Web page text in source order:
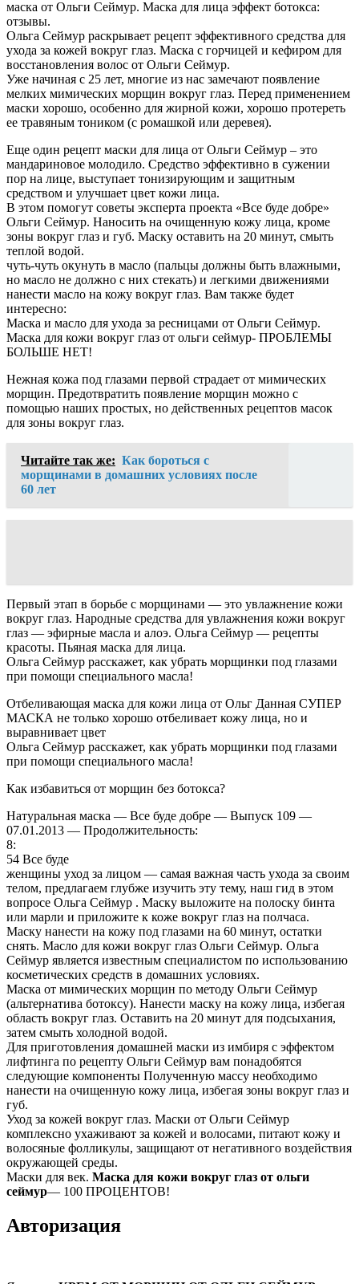
маска от Ольги Сеймур. Маска для лица эффект ботокса:
отзывы.
Ольга Сеймур раскрывает рецепт эффективного средства для
ухода за кожей вокруг глаз. Маска с горчицей и кефиром для
восстановления волос от Ольги Сеймур.
Уже начиная с 25 лет, многие из нас замечают появление
мелких мимических морщин вокруг глаз. Перед применением
маски хорошо, особенно для жирной кожи, хорошо протереть
ее травяным тоником (с ромашкой или деревея).
Еще один рецепт маски для лица от Ольги Сеймур – это
мандариновое молодило. Средство эффективно в сужении
пор на лице, выступает тонизирующим и защитным
средством и улучшает цвет кожи лица.
В этом помогут советы эксперта проекта «Все буде добре»
Ольги Сеймур. Наносить на очищенную кожу лица, кроме
зоны вокруг глаз и губ. Маску оставить на 20 минут, смыть
теплой водой.
чуть-чуть окунуть в масло (пальцы должны быть влажными,
но масло не должно с них стекать) и легкими движениями
нанести масло на кожу вокруг глаз. Вам также будет
интересно:
Маска и масло для ухода за ресницами от Ольги Сеймур.
Маска для кожи вокруг глаз от ольги сеймур- ПРОБЛЕМЫ
БОЛЬШЕ НЕТ!
Нежная кожа под глазами первой страдает от мимических
морщин. Предотвратить появление морщин можно с
помощью наших простых, но действенных рецептов масок
для зоны вокруг глаз.
Читайте так же: Как бороться с
морщинами в домашних условиях после
60 лет
Первый этап в борьбе с морщинами — это увлажнение кожи
вокруг глаз. Народные средства для увлажнения кожи вокруг
глаз — эфирные масла и алоэ. Ольга Сеймур — рецепты
красоты. Пьяная маска для лица.
Ольга Сеймур расскажет, как убрать морщинки под глазами
при помощи специального масла!
Отбеливающая маска для кожи лица от Ольг Данная СУПЕР
МАСКА не только хорошо отбеливает кожу лица, но и
выравнивает цвет
Ольга Сеймур расскажет, как убрать морщинки под глазами
при помощи специального масла!
Как избавиться от морщин без ботокса?
Натуральная маска — Все буде добре — Выпуск 109 —
07.01.2013 — Продолжительность:
8:
54 Все буде
женщины уход за лицом — самая важная часть ухода за своим
телом, предлагаем глубже изучить эту тему, наш гид в этом
вопросе Ольга Сеймур . Маску выложите на полоску бинта
или марли и приложите к коже вокруг глаз на полчаса.
Маску нанести на кожу под глазами на 60 минут, остатки
снять. Масло для кожи вокруг глаз Ольги Сеймур. Ольга
Сеймур является известным специалистом по использованию
косметических средств в домашних условиях.
Маска от мимических морщин по методу Ольги Сеймур
(альтернатива ботоксу). Нанести маску на кожу лица, избегая
область вокруг глаз. Оставить на 20 минут для подсыхания,
затем смыть холодной водой.
Для приготовления домашней маски из имбиря с эффектом
лифтинга по рецепту Ольги Сеймур вам понадобятся
следующие компоненты Полученную массу необходимо
нанести на очищенную кожу лица, избегая зоны вокруг глаз и
губ.
Уход за кожей вокруг глаз. Маски от Ольги Сеймур
комплексно ухаживают за кожей и волосами, питают кожу и
волосяные фолликулы, защищают от негативного воздействия
окружающей среды.
Маски для век. Маска для кожи вокруг глаз от ольги
сеймур— 100 ПРОЦЕНТОВ!
Авторизация